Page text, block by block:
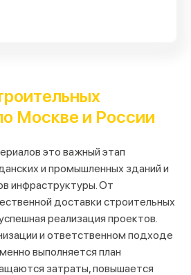
Москве и России
это важный этап
и промышленных зданий и
инфраструктуры. От
доставки строительных
реализация проектов.
и ответственном подходе
выполняется план
затраты, повышается